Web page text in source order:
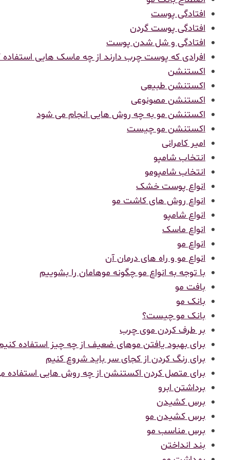
افتادگی پوست
افتادگی پوست گردن
افتادگی و شل شدن پوست
افرادی که پوست چرب دارند از چه ماسک هایی استفاده
اکستنشن
اکستنشن طبیعی
اکستنشن مصونوعی
اکستنشن مو به چه روش هایی انجام می شود
اکستنشن مو چیست
امیر کامرانی
انتخاب شامپو
انتخاب شامپومو
انواع پوست خشک
انواع روش های کاشت مو
انواع شامپو
انواع ماسک
انواع مو
انواع مو و راه های درمان آن
با توجه به انواع مو چگونه موهامان را بشوییم
بافت مو
بانک مو
بانک مو چیست؟
بر طرف کردن موی چرب
برای بهبود یافتن موهای ضعیف از چه چیز استفاده
برای رنگ کردن از کجای سر باید شروع کنیم
برای متصل کردن اکستنشن از چه روش هایی استفاده
برداشتن ابرو
برس کشیدن
برس کشیدن مو
برس مناسب مو
بند انداختن